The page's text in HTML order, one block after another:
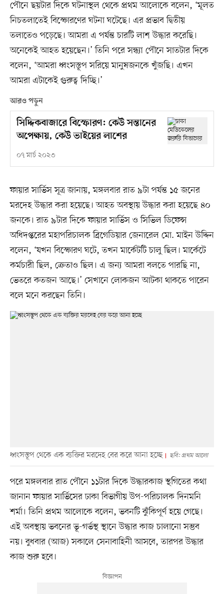
পৌনে ছয়টার দিকে ঘটনাস্থল থেকে প্রথম আলোকে বলেন, ‘মূলত
নিচতলাতেই বিস্ফোরণের ঘটনা ঘটেছে। এর প্রভাব দ্বিতীয়
তলাতেও পড়েছে। আমরা এ পর্যন্ত চারটি লাশ উদ্ধার করেছি।
অনেকেই আহত হয়েছেন।’ তিনি পরে সন্ধ্যা পৌনে সাতটার দিকে
বলেন, ‘আমরা ধ্বংসস্তূপ সরিয়ে মানুষজনকে খুঁজছি। এখন
আমরা এটাকেই গুরুত্ব দিচ্ছি।’
আরও পড়ুন
সিদ্দিকবাজারে বিস্ফোরণ: কেউ সন্তানের
অপেক্ষায়, কেউ ভাইয়ের লাশের
০৭ মার্চ ২০২৩
ফায়ার সার্ভিস সূত্র জানায়, মঙ্গলবার রাত ৯টা পর্যন্ত ১৫ জনের
মরদেহ উদ্ধার করা হয়েছে। আহত অবস্থায় উদ্ধার করা হয়েছে ৪০
জনকে। রাত ৯টার দিকে ফায়ার সার্ভিস ও সিভিল ডিফেন্স
অধিদপ্তরের মহাপরিচালক ব্রিগেডিয়ার জেনারেল মো. মাইন উদ্দিন
বলেন, ‘যখন বিস্ফোরণ ঘটে, তখন মার্কেটটি চালু ছিল। মার্কেটে
কর্মচারী ছিল, ক্রেতাও ছিল। এ জন্য আমরা বলতে পারছি না,
ভেতরে কতজন আছে।’ সেখানে লোকজন আটকা থাকতে পারেন
বলে মনে করছেন তিনি।
ধ্বংসস্তূপ থেকে এক ব্যক্তির মরদেহ বের করে আনা হচ্ছে ছবি: প্রথম আলো
পরে মঙ্গলবার রাত পৌনে ১১টার দিকে উদ্ধারকাজ স্থগিতের কথা
জানান ফায়ার সার্ভিসের ঢাকা বিভাগীয় উপ-পরিচালক দিনমনি
শর্মা। তিনি প্রথম আলোকে বলেন, ভবনটি ঝুঁকিপূর্ণ হয়ে গেছে।
এই অবস্থায় ভবনের ভূ-গর্ভস্থ স্থানে উদ্ধার কাজ চালানো সম্ভব
নয়। বুধবার (আজ) সকালে সেনাবাহিনী আসবে, তারপর উদ্ধার
কাজ শুরু হবে।